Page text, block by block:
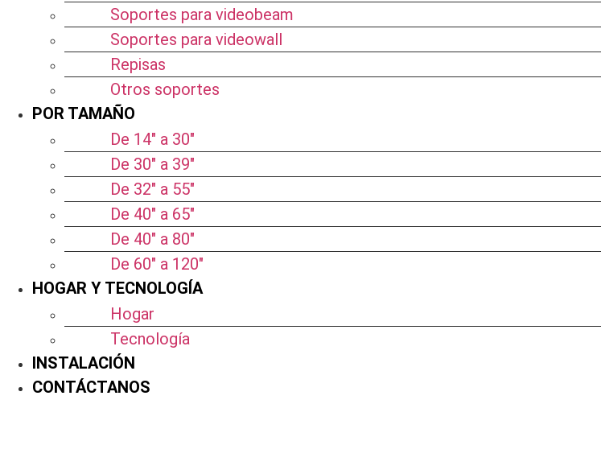
Soportes para videobeam
Soportes para videowall
Repisas
Otros soportes
POR TAMAÑO
De 14″ a 30″
De 30″ a 39″
De 32″ a 55″
De 40″ a 65″
De 40″ a 80″
De 60″ a 120″
HOGAR Y TECNOLOGÍA
Hogar
Tecnología
INSTALACIÓN
CONTÁCTANOS